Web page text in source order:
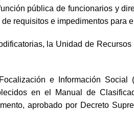
pública de funcionarios y
requisitos e impedimentos para
la Unidad de
e Información
en el Manual de
aprobado por Decreto